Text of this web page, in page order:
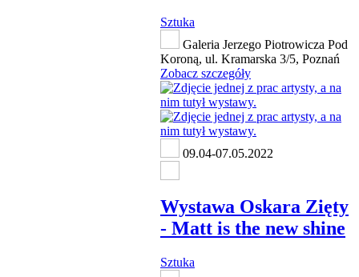
Sztuka
Galeria Jerzego Piotrowicza Pod
Koroną, ul. Kramarska 3/5, Poznań
Zobacz szczegóły
09.04-07.05.2022
Wystawa Oskara Zięty
- Matt is the new shine
Sztuka